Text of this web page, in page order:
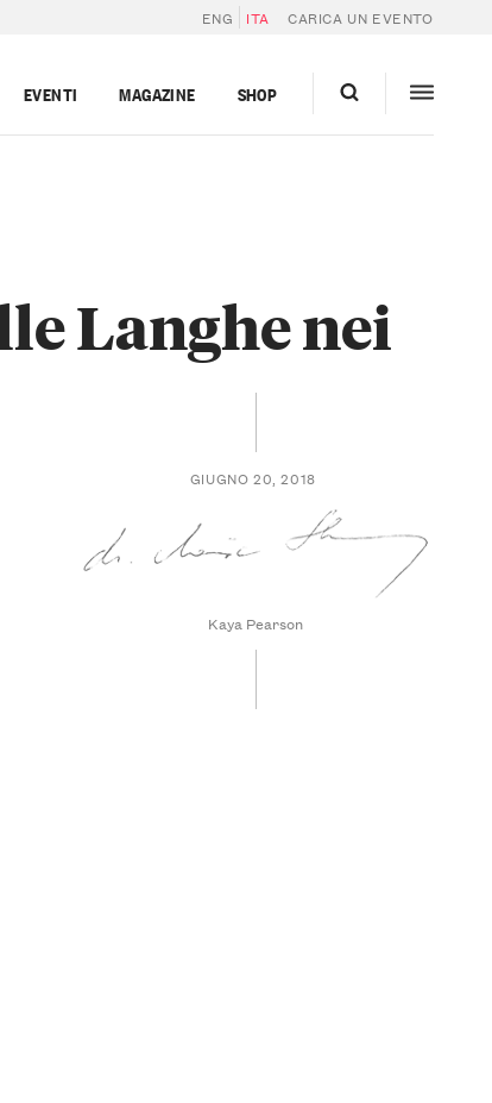
ENG ITA CARICA UN EVENTO
EVENTI MAGAZINE SHOP
Langhe nei
GIUGNO 20, 2018
Kaya Pearson